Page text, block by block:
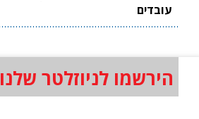
עובדים
הירשמו לניוזלטר שלנו